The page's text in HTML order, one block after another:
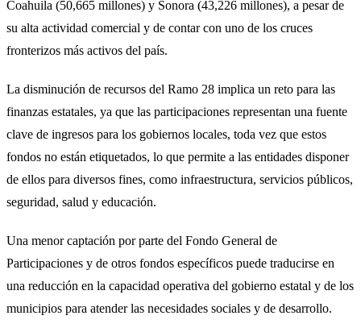
Coahuila (50,665 millones) y Sonora (43,226 millones), a pesar de
su alta actividad comercial y de contar con uno de los cruces
fronterizos más activos del país.
La disminución de recursos del Ramo 28 implica un reto para las
finanzas estatales, ya que las participaciones representan una fuente
clave de ingresos para los gobiernos locales, toda vez que estos
fondos no están etiquetados, lo que permite a las entidades disponer
de ellos para diversos fines, como infraestructura, servicios públicos,
seguridad, salud y educación.
Una menor captación por parte del Fondo General de
Participaciones y de otros fondos específicos puede traducirse en
una reducción en la capacidad operativa del gobierno estatal y de los
municipios para atender las necesidades sociales y de desarrollo.